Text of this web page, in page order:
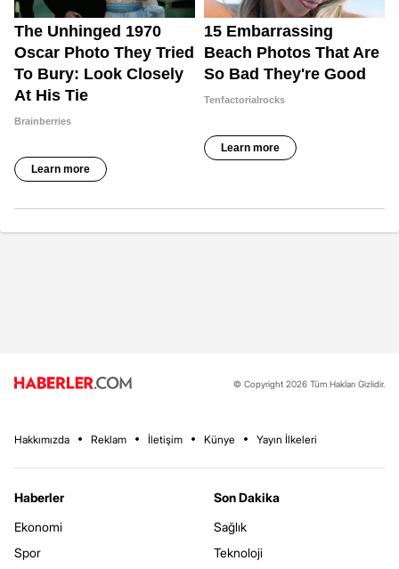
© Copyright 2026 Tüm Hakları Gizlidir.
Hakkımızda Reklam İletişim Künye Yayın İlkeleri
Haberler
Ekonomi
Spor
Son Dakika
Sağlık
Teknoloji